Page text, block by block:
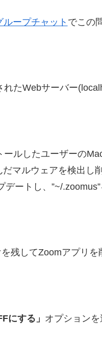
ループチャット でこの
たWebサーバー
ルしたユーザーの
マルウェアを検出し
デートし、”~/
残してZoomアプリを
にする」 オプション